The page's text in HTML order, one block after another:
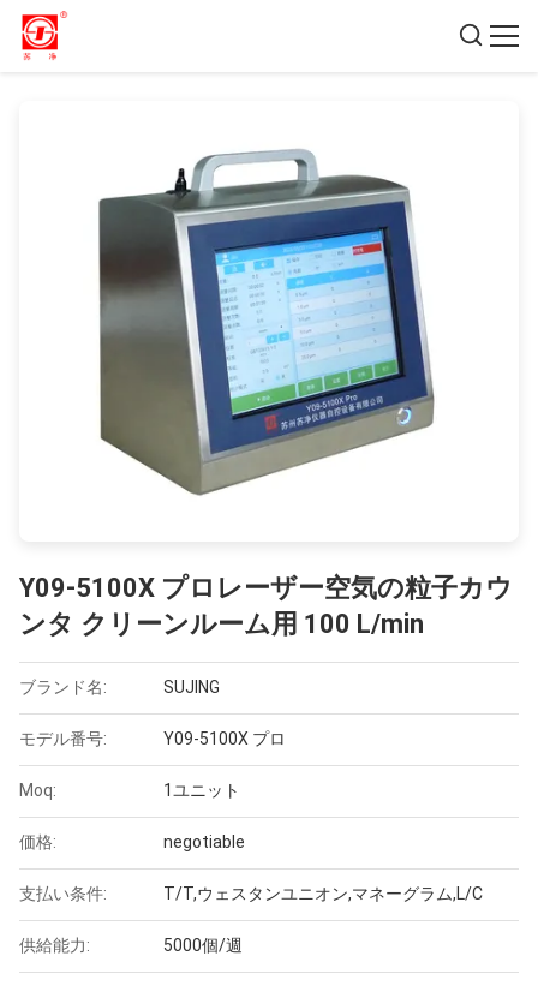
Y09-5100X プロレーザー空気の粒子カウ
ンタ クリーンルーム用 100 L/min
ブランド名: SUJING
モデル番号: Y09-5100X プロ
Moq: 1ユニット
価格: negotiable
支払い条件: T/T,ウェスタンユニオン,マネーグラム,L/C
供給能力: 5000個/週